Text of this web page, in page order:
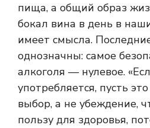
пища, а общий образ
бокал вина в день в
имеет смысла.
однозначны: самое
алкоголя — нулевое.
употребляется, пусть
выбор, а не убеждение,
пользу для здоровья,